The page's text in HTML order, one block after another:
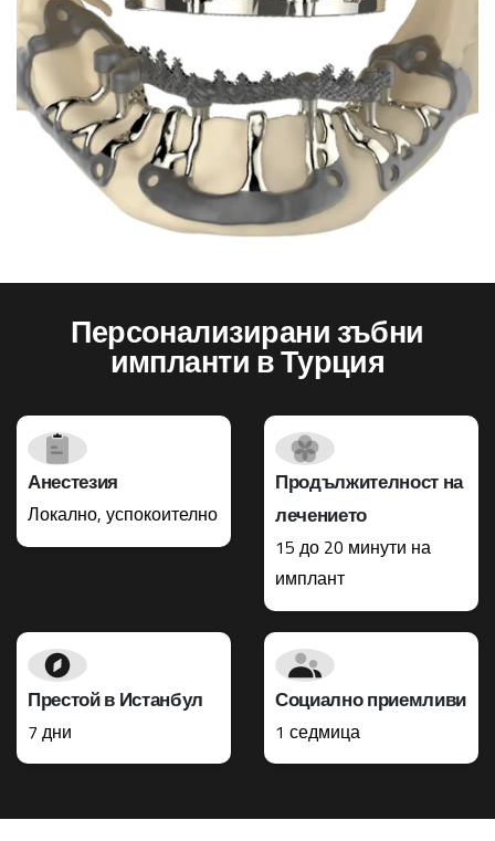
Персонализирани зъбни
импланти в Турция
Анестезия
Локално, успокоително
Продължителност на
лечението
15 до 20 минути на
имплант
Престой в Истанбул
7 дни
Социално приемливи
1 седмица